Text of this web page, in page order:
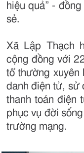
hiệu quả” -
sẻ.
Xã Lập Thạch
cộng đồng với
tổ thường xuyên
danh điện tử, sử
thanh toán điện
phục vụ đời
trường mạng.